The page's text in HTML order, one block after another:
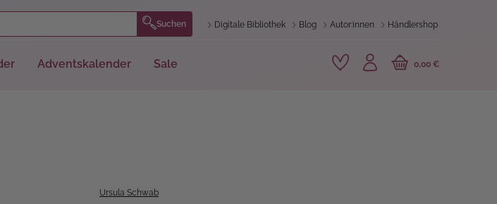
Suchen Digitale Bibliothek Blog Autor:innen Händlershop
Adventskalender Sale 0,00 €
Ursula Schwab